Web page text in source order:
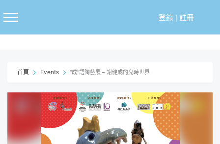
至
登錄| 註冊
首頁 Events “成”語陶藝展 – 謝健成的兒時世界